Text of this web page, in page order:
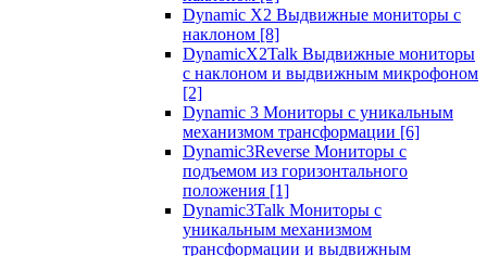
Dynamic X2 Выдвижные мониторы с
наклоном [8]
DynamicX2Talk Выдвижные мониторы
с наклоном и выдвижным микрофоном
[2]
Dynamic 3 Мониторы с уникальным
механизмом трансформации [6]
Dynamic3Reverse Мониторы с
подъемом из горизонтального
положения [1]
Dynamic3Talk Мониторы с
уникальным механизмом
трансформации и выдвижным